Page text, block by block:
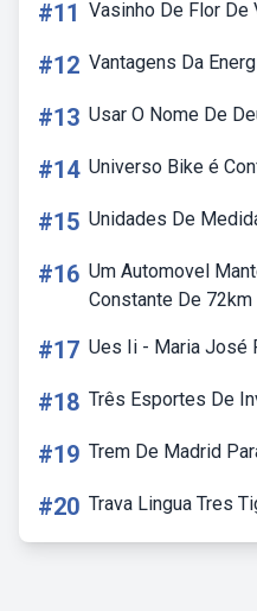
#11 Vasinho De Flor De
#12 Vantagens Da
#13 Usar O Nome De
#14 Universo Bike é
#15 Unidades De
#16 Um Automovel
Constante De 72km
#17 Ues Ii - Maria José
#18 Três Esportes De
#19 Trem De Madrid
#20 Trava Lingua Tres